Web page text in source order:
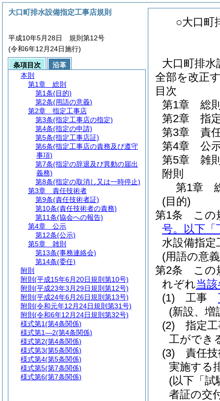
○大口町
大口町排水
全部を改正
目次
第1章
総
第2章
指
第3章
責
第4章
公
第5章
雑
附則
第1章
(目的)
第1条
この
号。以下「
水設備指
(用語の意
第2条
この
れぞれ当
(1)
工事
(新設、増
(2)
指定
工ができ
(3)
責任
実施する
(以下「試
者証の交
大口町排水設備指定工事店規則
平成10年5月28日 規則第12号
(令和6年12月24日施行)
条項目次
沿革
本則
第1章
総則
第1条(目的)
第2条(用語の意義)
第2章
指定工事店
第3条(指定工事店の指定)
第4条(指定の申請)
第5条(指定工事店証)
第6条(指定工事店の責務及び遵守
事項)
第7条(指定の辞退及び異動の届出
義務)
第8条(指定の取消し又は一時停止)
第3章
責任技術者
第9条(責任技術者証)
第10条(責任技術者の責務)
第11条(協会への報告)
第4章
公示
第12条(公示)
第5章
雑則
第13条(事務連絡会)
第14条(委任)
附則
附則 (平成15年6月20日規則第10号)
附則 (平成23年3月29日規則第12号)
附則 (平成24年6月26日規則第13号)
附則 (令和元年12月24日規則第31号)
附則 (令和6年12月24日規則第32号)
様式第1(第4条関係)
様式第1―2(第4条関係)
様式第2(第4条関係)
様式第3(第5条関係)
様式第4(第5条関係)
様式第5(第7条関係)
様式第6(第7条関係)